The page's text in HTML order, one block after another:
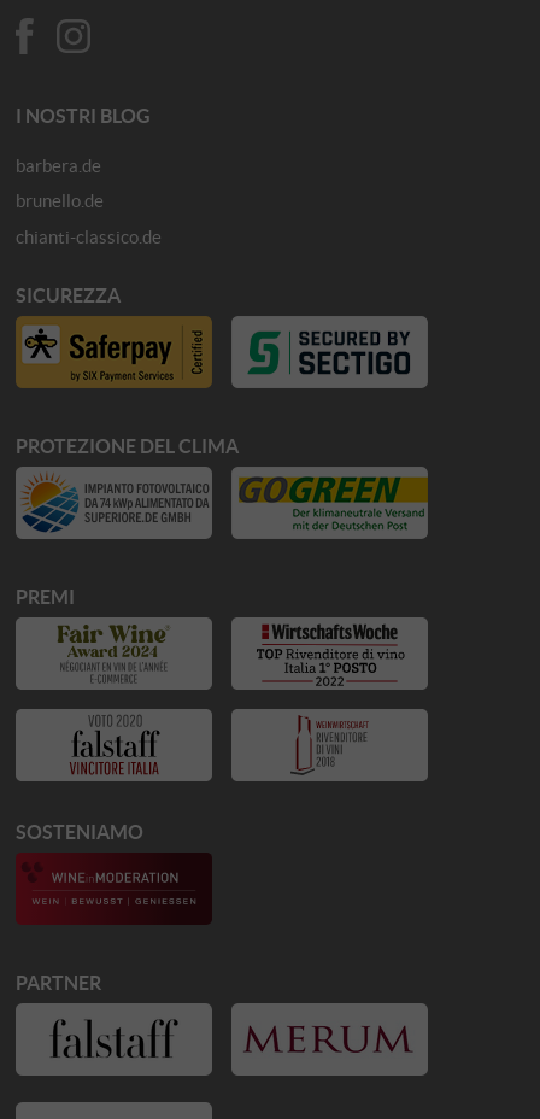
I NOSTRI BLOG
barbera.de
brunello.de
chianti-classico.de
SICUREZZA
PROTEZIONE DEL CLIMA
PREMI
SOSTENIAMO
PARTNER